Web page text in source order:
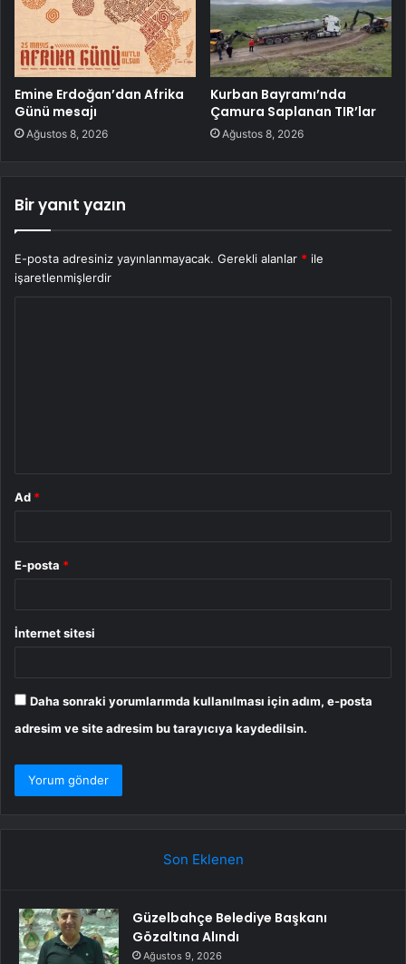
Emine Erdoğan’dan Afrika
Günü mesajı
Ağustos 8, 2026
Kurban Bayramı’nda
Çamura Saplanan TIR’lar
Ağustos 8, 2026
Bir yanıt yazın
E-posta adresiniz yayınlanmayacak. Gerekli alanlar * ile
işaretlenmişlerdir
Ad *
E-posta *
İnternet sitesi
Daha sonraki yorumlarımda kullanılması için adım, e-posta
adresim ve site adresim bu tarayıcıya kaydedilsin.
Son Eklenen
Güzelbahçe Belediye Başkanı
Gözaltına Alındı
Ağustos 9, 2026